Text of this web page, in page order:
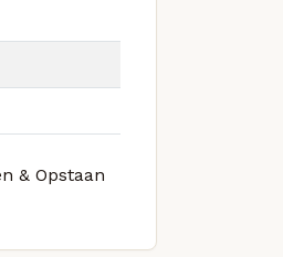
& Opstaan